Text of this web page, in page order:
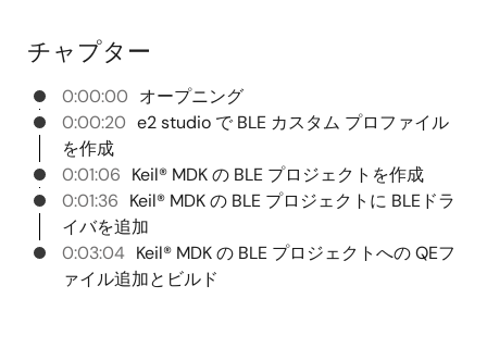
チャプター
0:00:00 オープニング
0:00:20 e2 studio で BLE カスタム プロファイル
を作成
0:01:06 Keil® MDK の BLE プロジェクトを作成
0:01:36 Keil® MDK の BLE プロジェクトに BLEドラ
イバを追加
0:03:04 Keil® MDK の BLE プロジェクトへの QEフ
ァイル追加とビルド